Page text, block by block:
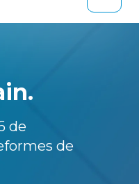
de
de